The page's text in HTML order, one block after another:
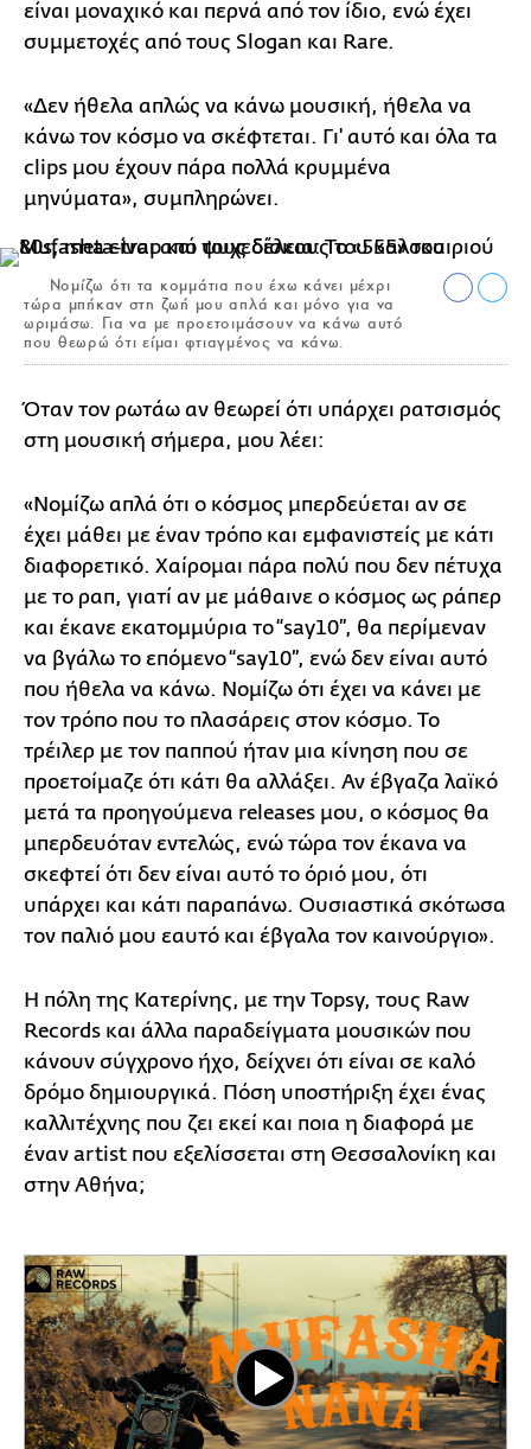
είναι μοναχικό και περνά από τον ίδιο, ενώ έχει
συμμετοχές από τους Slogan και Rare.
«Δεν ήθελα απλώς να κάνω μουσική, ήθελα να
κάνω τον κόσμο να σκέφτεται. Γι' αυτό και όλα τα
clips μου έχουν πάρα πολλά κρυμμένα
μηνύματα», συμπληρώνει.
Νομίζω ότι τα κομμάτια που έχω κάνει μέχρι
τώρα μπήκαν στη ζωή μου απλά και μόνο για να
ωριμάσω. Για να με προετοιμάσουν να κάνω αυτό
που θεωρώ ότι είμαι φτιαγμένος να κάνω.
Όταν τον ρωτάω αν θεωρεί ότι υπάρχει ρατσισμός
στη μουσική σήμερα, μου λέει:
«Νομίζω απλά ότι ο κόσμος μπερδεύεται αν σε
έχει μάθει με έναν τρόπο και εμφανιστείς με κάτι
διαφορετικό. Χαίρομαι πάρα πολύ που δεν πέτυχα
με το ραπ, γιατί αν με μάθαινε ο κόσμος ως ράπερ
και έκανε εκατομμύρια το “say10”, θα περίμεναν
να βγάλω το επόμενο “say10”, ενώ δεν είναι αυτό
που ήθελα να κάνω. Νομίζω ότι έχει να κάνει με
τον τρόπο που το πλασάρεις στον κόσμο. Το
τρέιλερ με τον παππού ήταν μια κίνηση που σε
προετοίμαζε ότι κάτι θα αλλάξει. Αν έβγαζα λαϊκό
μετά τα προηγούμενα releases μου, ο κόσμος θα
μπερδευόταν εντελώς, ενώ τώρα τον έκανα να
σκεφτεί ότι δεν είναι αυτό το όριό μου, ότι
υπάρχει και κάτι παραπάνω. Ουσιαστικά σκότωσα
τον παλιό μου εαυτό και έβγαλα τον καινούργιο».
Η πόλη της Κατερίνης, με την Topsy, τους Raw
Records και άλλα παραδείγματα μουσικών που
κάνουν σύγχρονο ήχο, δείχνει ότι είναι σε καλό
δρόμο δημιουργικά. Πόση υποστήριξη έχει ένας
καλλιτέχνης που ζει εκεί και ποια η διαφορά με
έναν artist που εξελίσσεται στη Θεσσαλονίκη και
στην Αθήνα;
Play